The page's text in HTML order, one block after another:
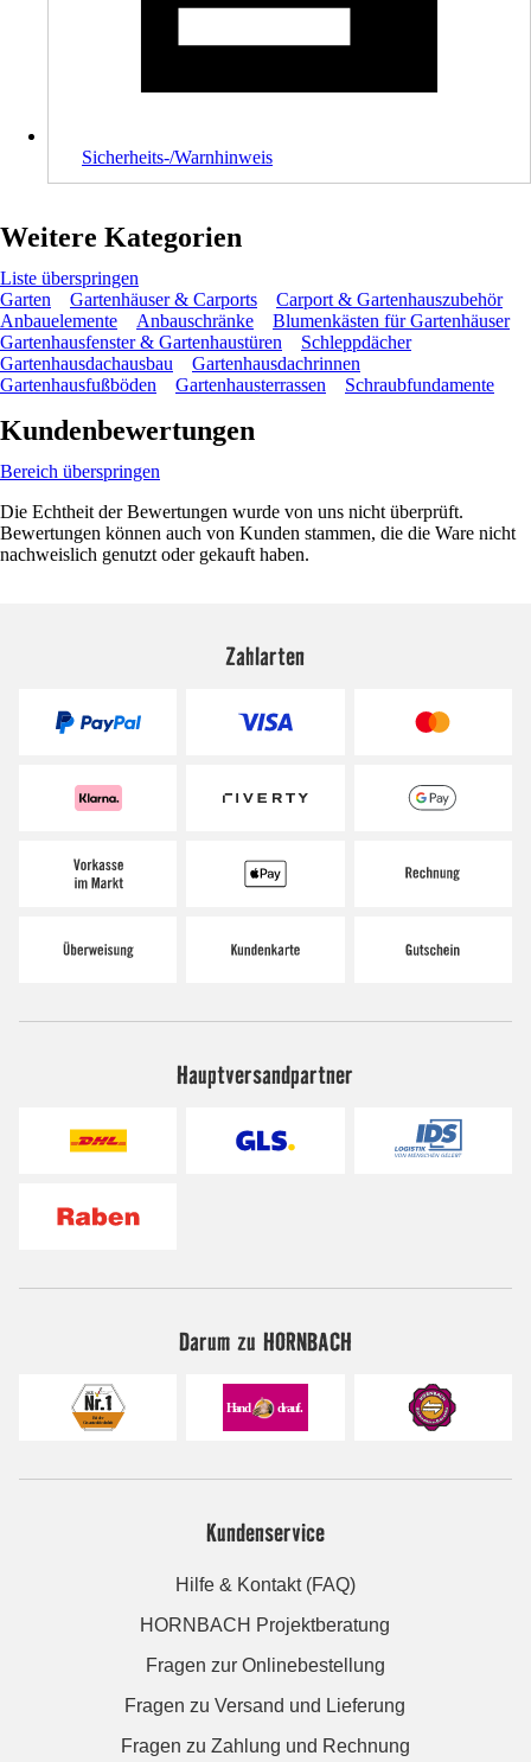
Sicherheits-/Warnhinweis
Weitere Kategorien
Liste überspringen
Garten
Gartenhäuser & Carports
Carport & Gartenhauszubehör
Anbauelemente
Anbauschränke
Blumenkästen für Gartenhäuser
Gartenhausfenster & Gartenhaustüren
Schleppdächer
Gartenhausdachausbau
Gartenhausdachrinnen
Gartenhausfußböden
Gartenhausterrassen Schraubfundamente
Kundenbewertungen
Bereich überspringen
Die Echtheit der Bewertungen wurde von uns nicht überprüft.
Bewertungen können auch von Kunden stammen, die die Ware nicht
nachweislich genutzt oder gekauft haben.
Zahlarten
Hauptversandpartner
Darum zu HORNBACH
Kundenservice
Hilfe & Kontakt (FAQ)
HORNBACH Projektberatung
Fragen zur Onlinebestellung
Fragen zu Versand und Lieferung
Fragen zu Zahlung und Rechnung